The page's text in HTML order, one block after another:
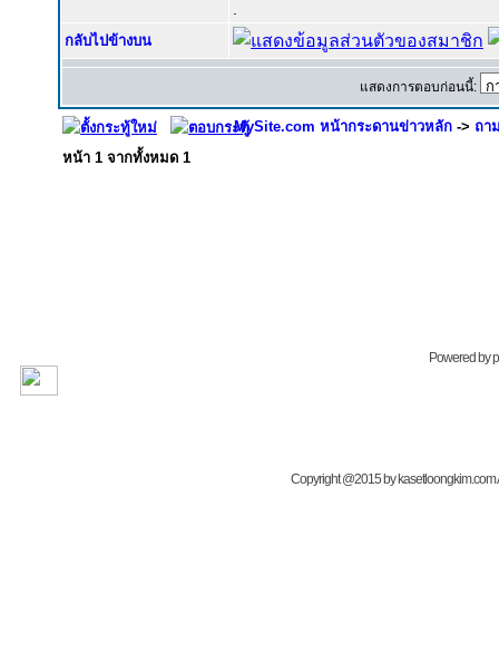
กลับไปข้างบน
แสดงการตอบก่อนนี้:
MySite.com หน้ากระดานข่าวหลัก -> ถา
หน้า 1 จากทั้งหมด 1
Powered by
Copyright @2015 by kasetloongkim.com